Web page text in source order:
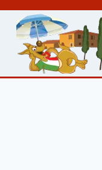
Skip
content